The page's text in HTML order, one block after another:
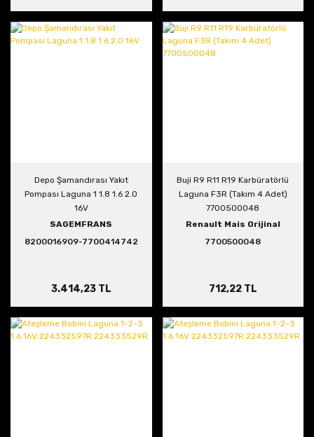
Depo Şamandırası Yakıt
Pompası Laguna 1 1.8 1.6 2.0
16V
SAGEMFRANS
8200016909-7700414742
3.414,23 TL
Buji R9 R11 R19 Karbüratörlü
Laguna F3R (Takım 4 Adet)
7700500048
Renault Mais Orijinal
7700500048
712,22 TL